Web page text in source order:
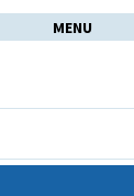
MENU